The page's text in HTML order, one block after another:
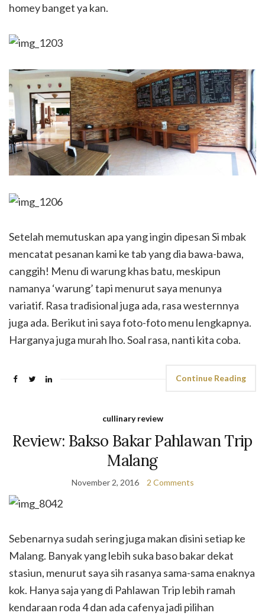
homey banget ya kan.
Setelah memutuskan apa yang ingin dipesan Si mbak
mencatat pesanan kami ke tab yang dia bawa-bawa,
canggih! Menu di warung khas batu, meskipun
namanya ‘warung’ tapi menurut saya menunya
variatif. Rasa tradisional juga ada, rasa westernnya
juga ada. Berikut ini saya foto-foto menu lengkapnya.
Harganya juga murah lho. Soal rasa, nanti kita coba.
Continue Reading
cullinary review
Review: Bakso Bakar Pahlawan Trip
Malang
November 2, 2016 2 Comments
Sebenarnya sudah sering juga makan disini setiap ke
Malang. Banyak yang lebih suka baso bakar dekat
stasiun, menurut saya sih rasanya sama-sama enaknya
kok. Hanya saja yang di Pahlawan Trip lebih ramah
kendaraan roda 4 dan ada cafenya jadi pilihan